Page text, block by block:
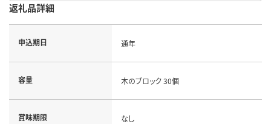
返礼品詳細
申込期日 通年
容量 木のブロック 30個
賞味期限
なし